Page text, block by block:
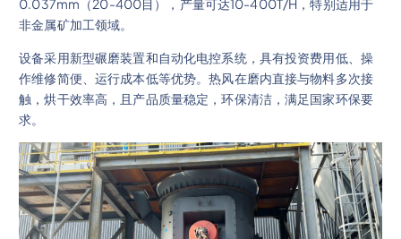
0.037mm（20-400目），产量可达10-400T/H，特别适用于
非金属矿加工领域。
设备采用新型碾磨装置和自动化电控系统，具有投资费用低、操
作维修简便、运行成本低等优势。热风在磨内直接与物料多次接
触，烘干效率高，且产品质量稳定，环保清洁，满足国家环保要
求。